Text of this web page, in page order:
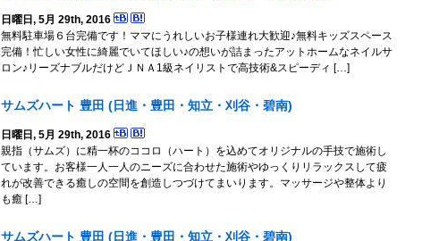
日曜日, 5月 29th, 2016
無料駐車場６台完備です！ママにうれしいお子様連れ大歓迎♪無料キッズスペース
完備！忙しい女性に綺麗でいてほしい♪の想いが詰まったアットホームなネイルサ
ロン♪リーズナブルだけどＪＮＡ1級ネイリストで高技術&スピーディ […]
サムズハート 豊田 (日進・豊田・知立・刈谷・碧南)
日曜日, 5月 29th, 2016
親指（サムズ）に精一杯のココロ（ハート）を込めてオリジナルの手技で施術し
ています。お客様一人一人のニーズに合わせた施術やゆっくりリラックスして疲
れが改善できる癒しの空間を創造しつづけてまいります。マッサージや整体より
も癒 […]
サムズハート 豊田 (日進・豊田・知立・刈谷・碧南)